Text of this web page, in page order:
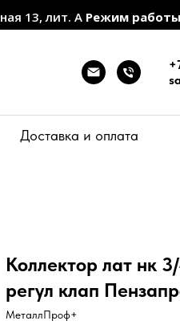
13, лит. А Режим
Доставка и оплата
Коллектор лат нк
регул клап
МеталлПроф+